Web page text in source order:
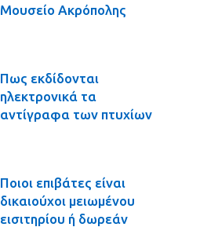
Μουσείο Ακρόπολης
Πως εκδίδονται
ηλεκτρονικά τα
αντίγραφα των πτυχίων
Ποιοι επιβάτες είναι
δικαιούχοι μειωμένου
εισιτηρίου ή δωρεάν